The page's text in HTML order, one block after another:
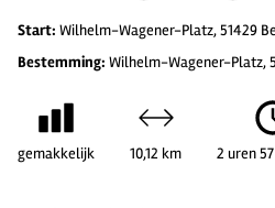
Start: Wilhelm-Wagener-Platz, 51429
Bestemming: Wilhelm-Wagener-Platz,
gemakkelijk 10,12 km 2 uren